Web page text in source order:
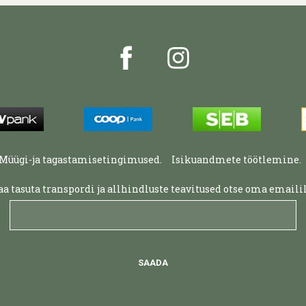
ja tagastamisetingimused. Isikuandmete töötlemine.
tasuta transpordi ja allhindluste teavitused otse oma